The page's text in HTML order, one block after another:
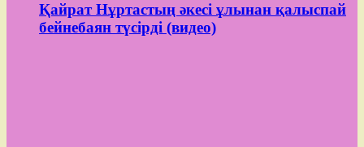
Қайрат Нұртастың әкесі ұлынан қалыспай
бейнебаян түсірді (видео)